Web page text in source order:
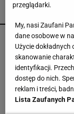
Brat
przeglądarki.
My, nasi Zaufani
dane osobowe w
Użycie
skanowanie
identyfikacji.
dostęp do nich.
reklam i treści,
Lista Zaufanych